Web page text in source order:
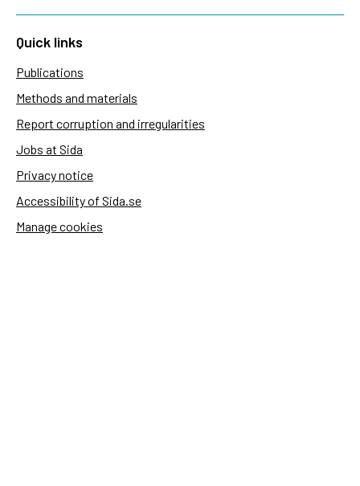
Quick links
Publications
Methods and materials
Report corruption and irregularities
Jobs at Sida
Privacy notice
Accessibility of Sida.se
Manage cookies